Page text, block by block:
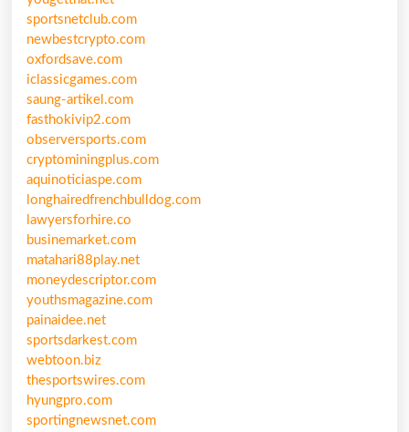
sportsnetclub.com
newbestcrypto.com
oxfordsave.com
iclassicgames.com
saung-artikel.com
fasthokivip2.com
observersports.com
cryptominingplus.com
aquinoticiaspe.com
longhairedfrenchbulldog.com
lawyersforhire.co
businemarket.com
matahari88play.net
moneydescriptor.com
youthsmagazine.com
painaidee.net
sportsdarkest.com
webtoon.biz
thesportswires.com
hyungpro.com
sportingnewsnet.com